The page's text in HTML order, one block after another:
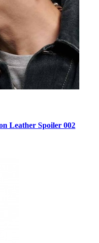
Leather Spoiler 002